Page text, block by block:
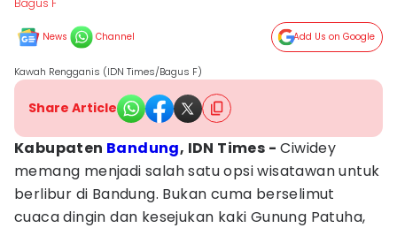
Bagus F
News Channel Add Us on Google
Kawah Rengganis (IDN Times/Bagus F)
Share Article
Kabupaten Bandung, IDN Times - Ciwidey
memang menjadi salah satu opsi wisatawan untuk
berlibur di Bandung. Bukan cuma berselimut
cuaca dingin dan kesejukan kaki Gunung Patuha,